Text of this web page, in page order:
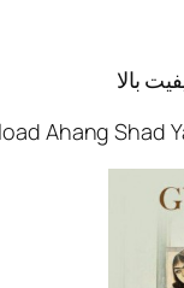
بالا
Ahang Shad